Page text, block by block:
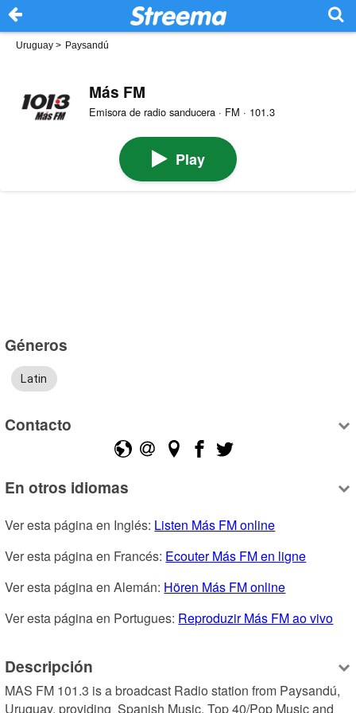
Uruguay > Paysandú
Más FM
Emisora de radio sanducera · FM · 101.3
Play
Géneros
Latin
Contacto
En otros idiomas
Ver esta página en Inglés: Listen Más FM online
Ver esta página en Francés: Ecouter Más FM en ligne
Ver esta página en Alemán: Hören Más FM online
Ver esta página en Portugues: Reproduzir Más FM ao vivo
Descripción
MAS FM 101.3 is a broadcast Radio station from Paysandú,
Uruguay, providing  Spanish Music, Top 40/Pop Music and